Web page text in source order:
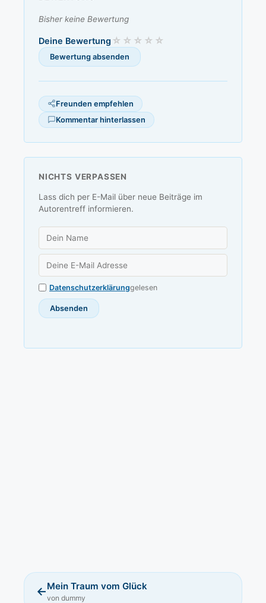
Bisher keine Bewertung
Deine Bewertung
Freunden empfehlen
Kommentar hinterlassen
NICHTS VERPASSEN
Lass dich per E-Mail über neue Beiträge im
Autorentreff informieren.
Datenschutzerklärunggelesen
←Mein Traum vom Glück
von dummy